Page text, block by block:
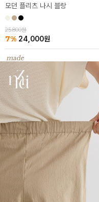
모던 플리츠 나시 블랑
25,800원
7% 24,000원